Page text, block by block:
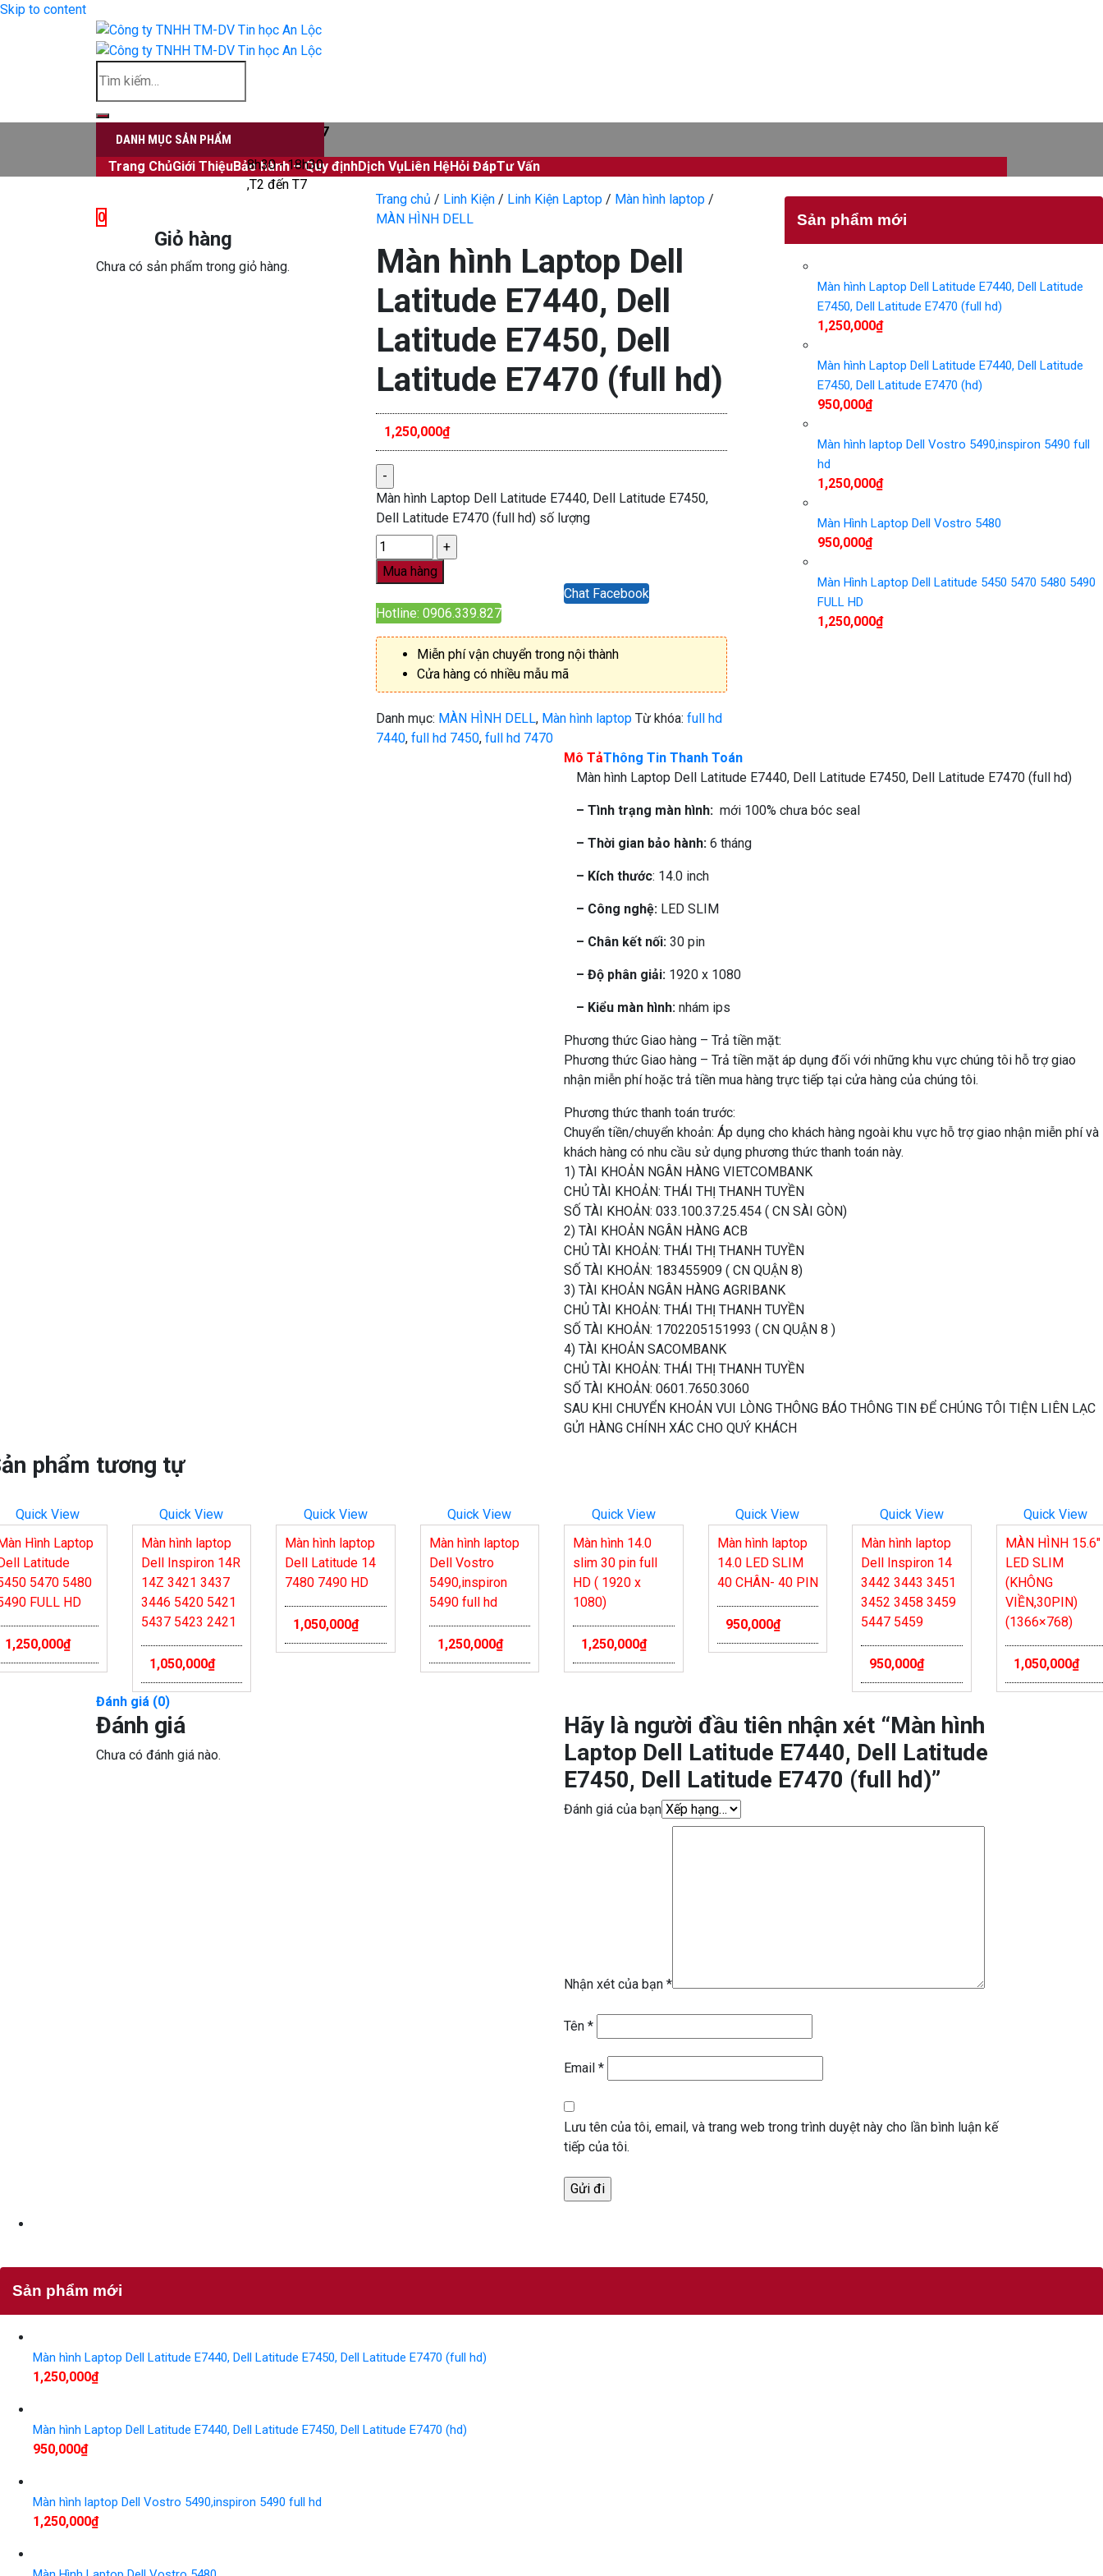
Skip to content
0906339827
8h30 - 18h30
,T2 đến T7
0
Giỏ hàng
Chưa có sản phẩm trong giỏ hàng.
DANH MỤC SẢN PHẨM
Trang ChủGiới ThiệuBảo hành – Quy địnhDịch VụLiên HệHỏi ĐápTư Vấn
Trang chủ / Linh Kiện / Linh Kiện Laptop / Màn hình laptop /
MÀN HÌNH DELL
Màn hình Laptop Dell
Latitude E7440, Dell
Latitude E7450, Dell
Latitude E7470 (full hd)
1,250,000₫
Màn hình Laptop Dell Latitude E7440, Dell Latitude E7450,
Dell Latitude E7470 (full hd) số lượng
Mua hàng
Hotline: 0906.339.827
Chat Facebook
Miễn phí vận chuyển trong nội thành
Cửa hàng có nhiều mẫu mã
Danh mục: MÀN HÌNH DELL, Màn hình laptop Từ khóa: full hd
7440, full hd 7450, full hd 7470
Sản phẩm mới
Màn hình Laptop Dell Latitude E7440, Dell Latitude
E7450, Dell Latitude E7470 (full hd)
1,250,000₫
Màn hình Laptop Dell Latitude E7440, Dell Latitude
E7450, Dell Latitude E7470 (hd)
950,000₫
Màn hình laptop Dell Vostro 5490,inspiron 5490 full
hd
1,250,000₫
Màn Hình Laptop Dell Vostro 5480
950,000₫
Màn Hình Laptop Dell Latitude 5450 5470 5480 5490
FULL HD
1,250,000₫
Mô TảThông Tin Thanh Toán
Màn hình Laptop Dell Latitude E7440, Dell Latitude E7450, Dell Latitude E7470 (full hd)
– Tình trạng màn hình: mới 100% chưa bóc seal
– Thời gian bảo hành: 6 tháng
– Kích thước: 14.0 inch
– Công nghệ: LED SLIM
– Chân kết nối: 30 pin
– Độ phân giải: 1920 x 1080
– Kiểu màn hình: nhám ips
Phương thức Giao hàng – Trả tiền mặt:
Phương thức Giao hàng – Trả tiền mặt áp dụng đối với những khu vực chúng tôi hỗ trợ giao
nhận miễn phí hoặc trả tiền mua hàng trực tiếp tại cửa hàng của chúng tôi.
Phương thức thanh toán trước:
Chuyển tiền/chuyển khoản: Áp dụng cho khách hàng ngoài khu vực hỗ trợ giao nhận miễn phí và
khách hàng có nhu cầu sử dụng phương thức thanh toán này.
1) TÀI KHOẢN NGÂN HÀNG VIETCOMBANK
CHỦ TÀI KHOẢN: THÁI THỊ THANH TUYỀN
SỐ TÀI KHOẢN: 033.100.37.25.454 ( CN SÀI GÒN)
2) TÀI KHOẢN NGÂN HÀNG ACB
CHỦ TÀI KHOẢN: THÁI THỊ THANH TUYỀN
SỐ TÀI KHOẢN: 183455909 ( CN QUẬN 8)
3) TÀI KHOẢN NGÂN HÀNG AGRIBANK
CHỦ TÀI KHOẢN: THÁI THỊ THANH TUYỀN
SỐ TÀI KHOẢN: 1702205151993 ( CN QUẬN 8 )
4) TÀI KHOẢN SACOMBANK
CHỦ TÀI KHOẢN: THÁI THỊ THANH TUYỀN
SỐ TÀI KHOẢN: 0601.7650.3060
SAU KHI CHUYỂN KHOẢN VUI LÒNG THÔNG BÁO THÔNG TIN ĐỂ CHÚNG TÔI TIỆN LIÊN LẠC
GỬI HÀNG CHÍNH XÁC CHO QUÝ KHÁCH
phẩm tương tự
Quick View
Hình Laptop
Latitude
5470 5480
FULL HD
1,250,000₫
Quick View
Màn hình laptop
Dell Inspiron 14R
14Z 3421 3437
3446 5420 5421
5437 5423 2421
1,050,000₫
Quick View
Màn hình laptop
Dell Latitude 14
7480 7490 HD
1,050,000₫
Quick View
Màn hình laptop
Dell Vostro
5490,inspiron
5490 full hd
1,250,000₫
Quick View
Màn hình 14.0
slim 30 pin full
HD ( 1920 x
1080)
1,250,000₫
Quick View
Màn hình laptop
14.0 LED SLIM
40 CHÂN- 40 PIN
950,000₫
Quick View
Màn hình laptop
Dell Inspiron 14
3442 3443 3451
3452 3458 3459
5447 5459
950,000₫
Quick View
MÀN HÌNH 15.6″
LED SLIM
(KHÔNG
VIỀN,30PIN)
(1366×768)
1,050,000₫
Đánh giá (0)
Đánh giá
Chưa có đánh giá nào.
Hãy là người đầu tiên nhận xét “Màn hình
Laptop Dell Latitude E7440, Dell Latitude
E7450, Dell Latitude E7470 (full hd)”
Đánh giá của bạn
Nhận xét của bạn *
Tên *
Email *
Lưu tên của tôi, email, và trang web trong trình duyệt này cho lần bình luận kế
tiếp của tôi.
Sản phẩm mới
Màn hình Laptop Dell Latitude E7440, Dell Latitude E7450, Dell Latitude E7470 (full hd)
1,250,000₫
Màn hình Laptop Dell Latitude E7440, Dell Latitude E7450, Dell Latitude E7470 (hd)
950,000₫
Màn hình laptop Dell Vostro 5490,inspiron 5490 full hd
1,250,000₫